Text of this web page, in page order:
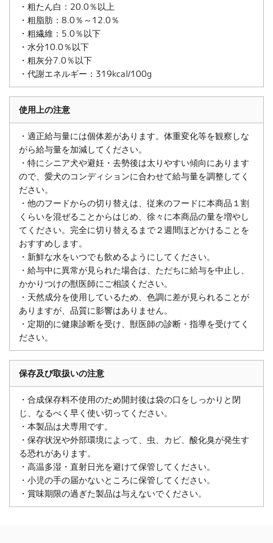
・粗たん白：20.0％以上
・粗脂肪：8.0％～12.0％
・粗繊維：5.0％以下
・水分10.0％以下
・粗灰分7.0％以下
・代謝エネルギー：319kcal/100g
使用上の注意
・適正給与量には個体差があります。体重変化等を観察しな
がら給与量を加減してください。
・特にシニア犬や避妊・去勢後は太りやすい傾向にあります
ので、愛犬のコンディションに合わせて給与量を調整してく
ださい。
・他のフードからの切り替えは、従来のフードに本商品１割
くらいを混ぜることからはじめ、徐々に本商品の量を増やし
てください。完全に切り替えるまで２週間ほどかけることを
おすすめします。
・新鮮な水をいつでも飲めるようにしてください。
・給与中に異常が見られた場合は、ただちに給与を中止し、
かかりつけの獣医師にご相談ください。
・天然成分を使用しているため、色調に差が見られることが
ありますが、品質に影響はありません。
・定期的に健康診断を受け、獣医師の診断・指導を受けてく
ださい。
保存及び取扱いの注意
・合成保存料不使用のため開封後は袋の口をしっかりと閉
じ、なるべく早く使い切ってください。
・本製品は犬専用です。
・保存状況や外部環境によって、虫、カビ、酸化臭が発生す
る恐れがあります。
・高温多湿・直射日光を避けて保管してください。
・小児の手の届かないところに保管してください。
・賞味期限の過ぎた製品は与えないでください。